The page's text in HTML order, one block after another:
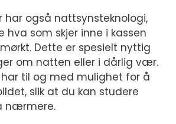
har også nattsynsteknologi,
hva som skjer inne i kassen
Dette er spesielt nyttig
om natten eller i dårlig vær.
til og med mulighet for å
slik at du kan studere
nærmere.